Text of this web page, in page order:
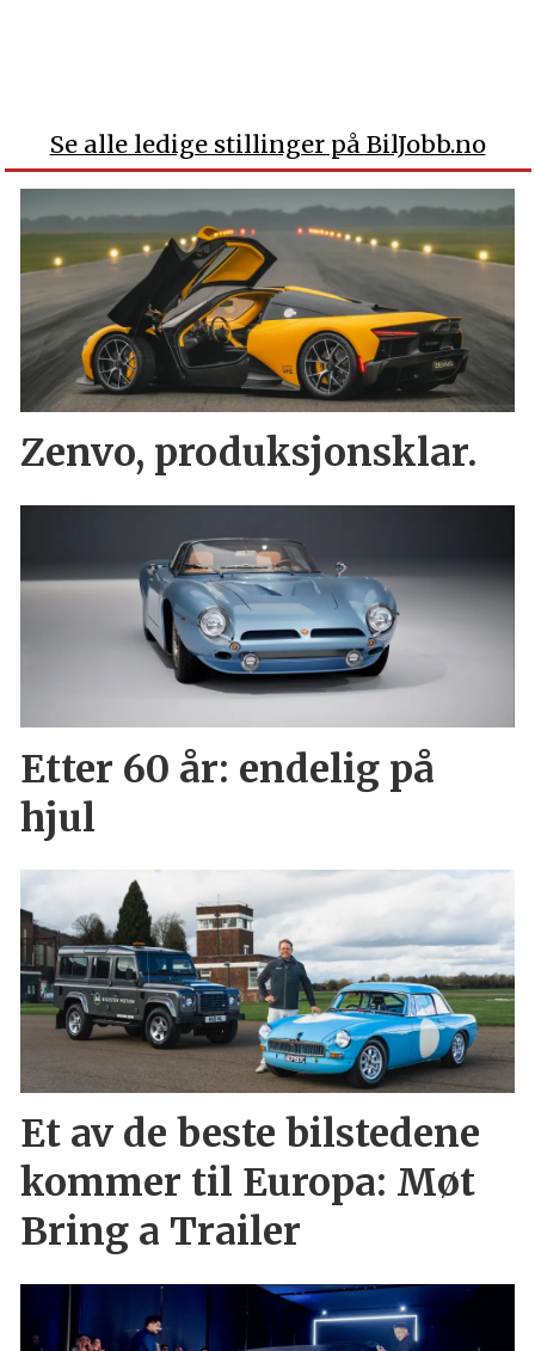
Se alle ledige stillinger på BilJobb.no
Zenvo, produksjonsklar.
Etter 60 år: endelig på
hjul
Et av de beste bilstedene
kommer til Europa: Møt
Bring a Trailer